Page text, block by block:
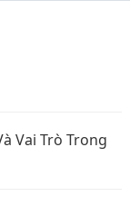
Vai Trò Trong